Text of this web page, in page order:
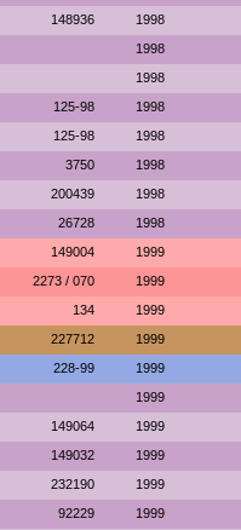
148936 1998
1998
1998
125-98 1998
125-98 1998
3750 1998
200439 1998
26728 1998
149004 1999
2273 / 070 1999
134 1999
227712 1999
228-99 1999
1999
149064 1999
149032 1999
232190 1999
92229 1999